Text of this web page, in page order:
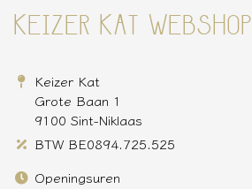
KEIZER KAT WEBSHOP
Keizer Kat
Grote Baan 1
9100 Sint-Niklaas
BTW BE0894.725.525
Openingsuren